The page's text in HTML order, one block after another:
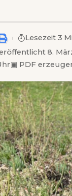
8.
▣ PDF
Lesezeit 3